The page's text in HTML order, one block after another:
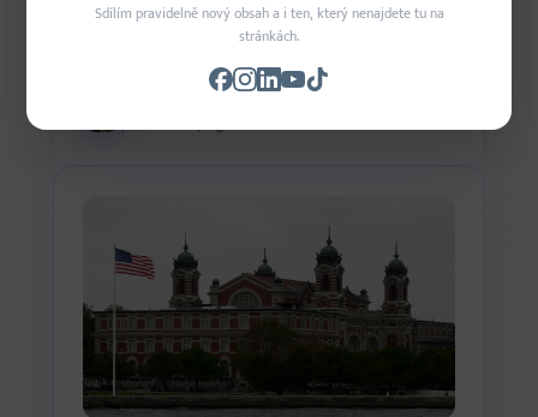
26. 1. 2026
Sdílím pravidelně nový obsah a i ten, který nenajdete tu na
stránkách.